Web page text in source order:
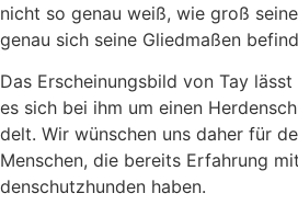
nicht so genau weiß, wie groß
genau sich sei­ne Glied­ma­ßen
Das Erschei­nungs­bild von Tay
es sich bei ihm um einen
delt. Wir wün­schen uns daher für
Men­schen, die bereits Erfah­rung
den­schutz­hun­den haben.